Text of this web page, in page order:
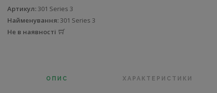
Артикул:301 Series 3
Найменування:301 Series 3
Не в наявності
ОПИС ХАРАКТЕРИСТИКИ